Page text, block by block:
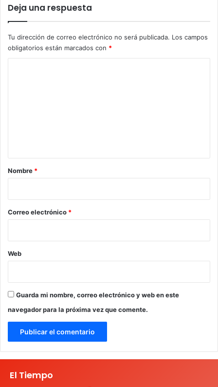
Deja una respuesta
Tu dirección de correo electrónico no será publicada. Los campos
obligatorios están marcados con *
r
*
Nombre *
Correo electrónico *
Web
Guarda mi nombre, correo electrónico y web en este
navegador para la próxima vez que comente.
El Tiempo